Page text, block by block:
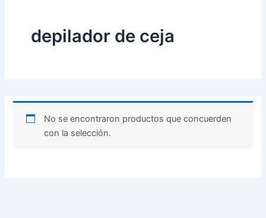
depilador de ceja
No se encontraron productos que concuerden
con la selección.